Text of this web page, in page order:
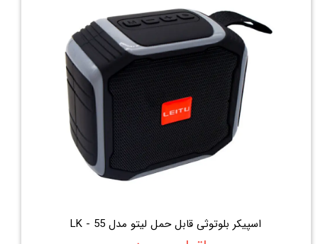
اسپیکر بلوتوثی قابل حمل لیتو مدل LK - 55